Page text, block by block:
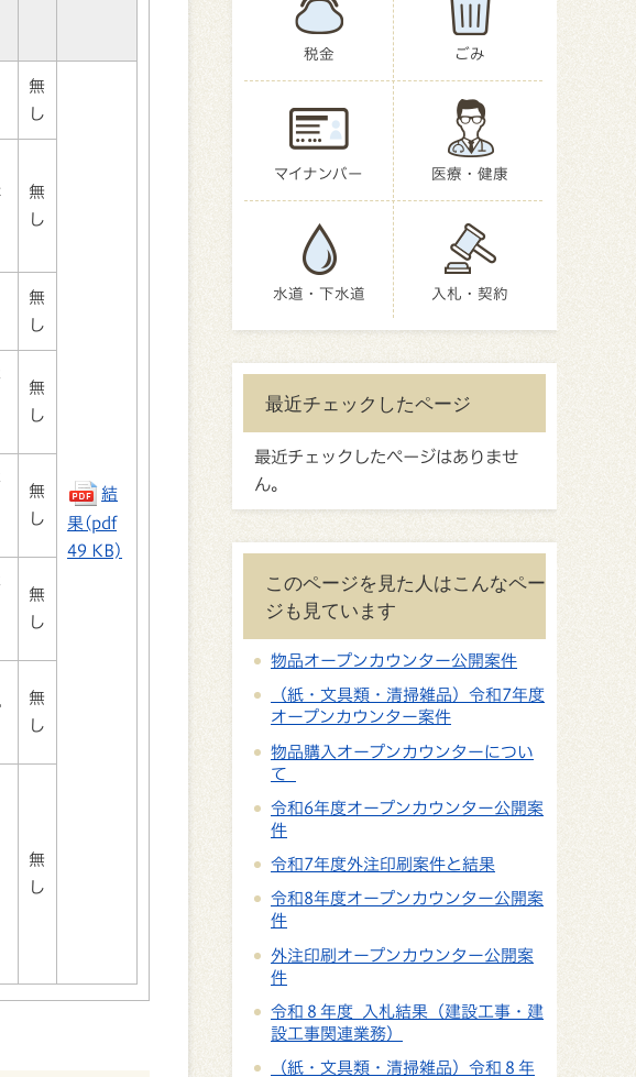
無
し
結
果(pdf
49 KB)
無
し
無
し
無
し
無
し
無
し
無
し
無
し
税金 ごみ
マイナンバー 医療・健康
水道・下水道 入札・契約
最近チェックしたページ
最近チェックしたページはありませ
ん。
このページを見た人はこんなペー
ジも見ています
物品オープンカウンター公開案件
（紙・文具類・清掃雑品）令和7年度
オープンカウンター案件
物品購入オープンカウンターについ
て
令和6年度オープンカウンター公開案
件
令和7年度外注印刷案件と結果
令和8年度オープンカウンター公開案
件
外注印刷オープンカウンター公開案
件
令和８年度 入札結果（建設工事・建
設工事関連業務）
（紙・文具類・清掃雑品）令和８年